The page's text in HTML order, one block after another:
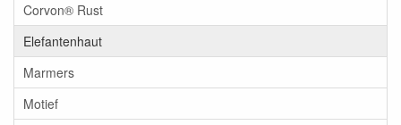
Corvon® Rust
Elefantenhaut
Marmers
Motief